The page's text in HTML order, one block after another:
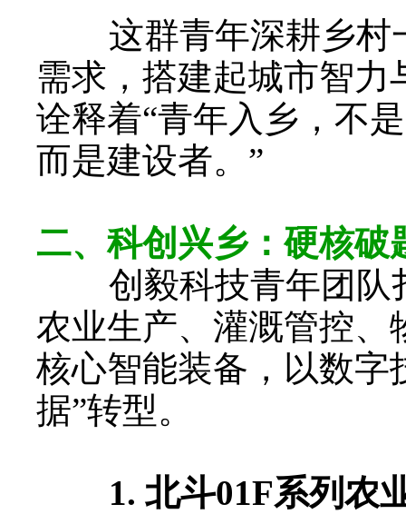
这群青年深耕乡村
需求，搭建起城市智
诠释着“青年入乡，不
而是建设者。”
二、科创兴乡：硬核破
创毅科技青年团队
农业生产、灌溉管控、
核心智能装备，以数字
据”转型。
1. 北斗01F系列农